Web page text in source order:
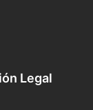
Legal